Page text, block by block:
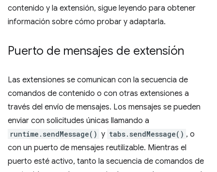
contenido y la extensión, sigue leyendo para obtener
información sobre cómo probar y adaptarla.
Puerto de mensajes de extensión
Las extensiones se comunican con la secuencia de
comandos de contenido o con otras extensiones a
través del envío de mensajes. Los mensajes se pueden
enviar con solicitudes únicas llamando a
runtime.sendMessage() y tabs.sendMessage() , o
con un puerto de mensajes reutilizable. Mientras el
puerto esté activo, tanto la secuencia de comandos de